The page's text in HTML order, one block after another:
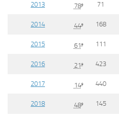
2013 78e 71
2014 44e 168
2015 61e 111
2016 21e 423
2017 14e 440
2018 48e 145